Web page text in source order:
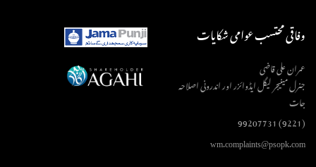
وفاقی محتسب عوامی شکایات
عمران علی قاضی
جنرل مینیجر لیگل ایڈوائزر اور اندرونی اصلاحہ
جات
(9221) 99207731
wm.complaints@psopk.com